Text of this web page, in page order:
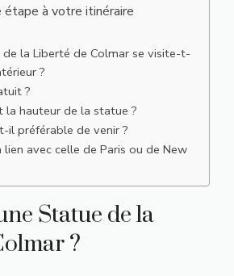
à votre itinéraire
de la Liberté de Colmar se visite-t-
?
?
la hauteur de la statue ?
il préférable de venir ?
avec celle de Paris ou de New
Statue de la
?